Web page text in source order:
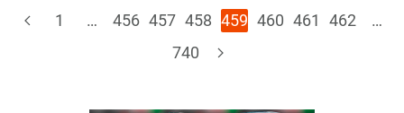
1 … 456 457 458 459 460 461 462
…
740